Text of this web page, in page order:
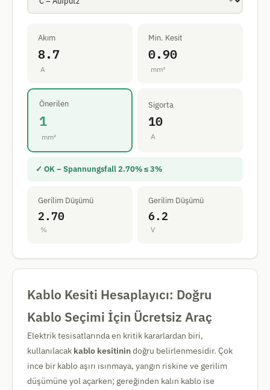
Akım
8.7
A
Min. Kesit
0.90
mm²
Önerilen
1
mm²
Sigorta
10
A
✓ OK – Spannungsfall 2.70% ≤ 3%
Gerilim Düşümü
2.70
%
Gerilim Düşümü
6.2
V
Kablo Kesiti Hesaplayıcı: Doğru
Kablo Seçimi İçin Ücretsiz Araç
Elektrik tesisatlarında en kritik kararlardan biri,
kullanılacak kablo kesitinindoğru belirlenmesidir. Çok
ince bir kablo aşırı ısınmaya, yangın riskine ve gerilim
düşümüne yol açarken; gereğinden kalın kablo ise